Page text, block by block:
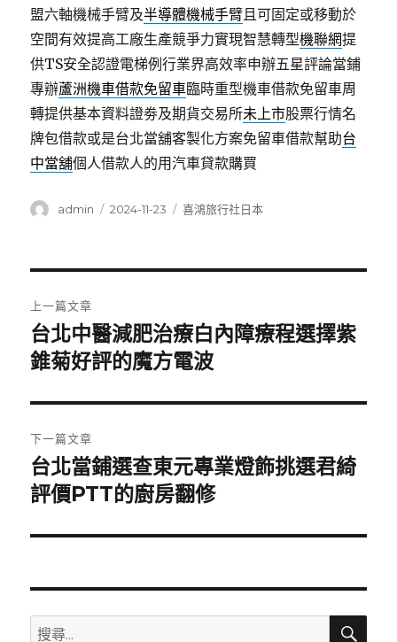
盟六軸機械手臂及半導體機械手臂且可固定或移動於
空間有效提高工廠生產競爭力實現智慧轉型機聯網提
供TS安全認證電梯例行業界高效率申辦五星評論當鋪
專辦蘆洲機車借款免留車臨時重型機車借款免留車周
轉提供基本資料證劵及期貨交易所未上市股票行情名
牌包借款或是台北當舖客製化方案免留車借款幫助台
中當舖個人借款人的用汽車貸款購買
作
admin
發
2024-11-23
分
喜鴻旅行社日本
章
導
覽
上一篇文章
上
一
文
章:
台北中醫減肥治療白內障療程選擇紫
錐菊好評的魔方電波
下一篇文章
下
一
文
台北當鋪選查東元專業燈飾挑選君綺
評價PTT的廚房翻修
搜
搜